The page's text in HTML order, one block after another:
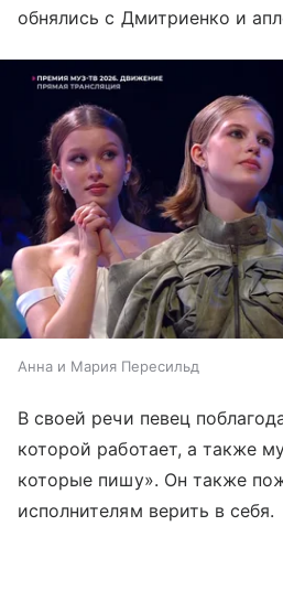
обнялись с Дмитриенко и
Анна и Мария Пересильд
В своей речи певец
которой работает, а также
которые пишу». Он также
исполнителям верить в себя.